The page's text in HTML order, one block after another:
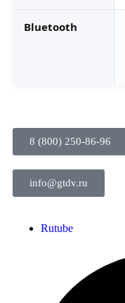
Bluetooth
8 (800) 250-86-96
info@gtdv.ru
Rutube